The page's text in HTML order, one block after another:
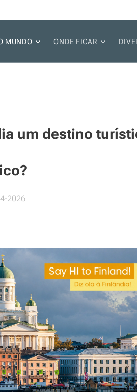
MUNDO ONDE FICAR
um destino
2026